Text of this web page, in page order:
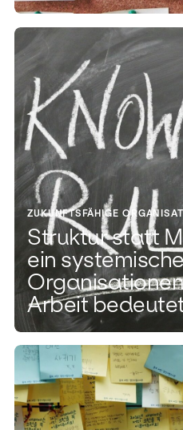
ZUKUNFTSFÄHIGE
Struktur statt
ein
Arbeit